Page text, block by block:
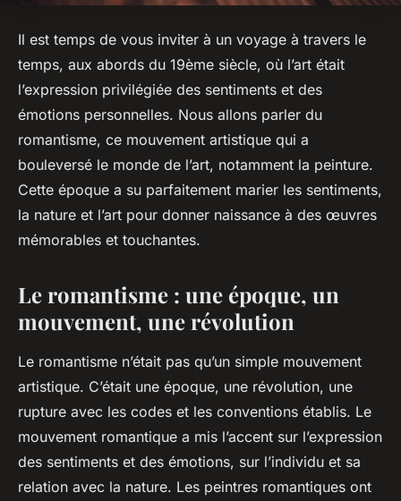
Il est temps de vous inviter à un voyage à travers le
temps, aux abords du 19ème siècle, où l’art était
l’expression privilégiée des sentiments et des
émotions personnelles. Nous allons parler du
romantisme, ce mouvement artistique qui a
bouleversé le monde de l’art, notamment la peinture.
Cette époque a su parfaitement marier les sentiments,
la nature et l’art pour donner naissance à des œuvres
mémorables et touchantes.
Le romantisme : une époque, un
mouvement, une révolution
Le romantisme n’était pas qu’un simple mouvement
artistique. C’était une époque, une révolution, une
rupture avec les codes et les conventions établis. Le
mouvement romantique a mis l’accent sur l’expression
des sentiments et des émotions, sur l’individu et sa
relation avec la nature. Les peintres romantiques ont